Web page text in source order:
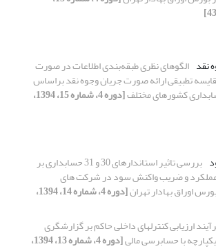
نقد الگوهای نظری طبقه‌‌بندی اطلاعات در صورت
تطبیقی ارائه صورت جریان وجوه نقد براساس
کشورهای مختلف [دوره 4، شماره 15، 1394،
بررسی تاثیر استاندارهای 30 و 31 حسابداری بر
عملکرد و ضریب واکنش سود در شرکت های
اوراق بهادار تهران [دوره 4، شماره 14، 1394،
ارزیابی کنترلهای داخلی حاکم بر گزارشگری
با حسابرسی مالی [دوره 4، شماره 13، 1394،